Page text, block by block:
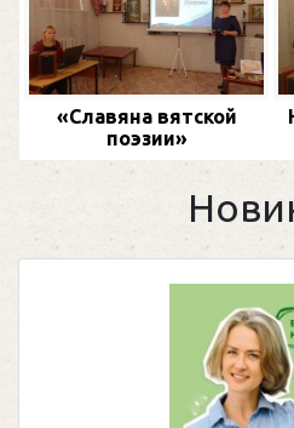
«Славяна вятской
поэзии»